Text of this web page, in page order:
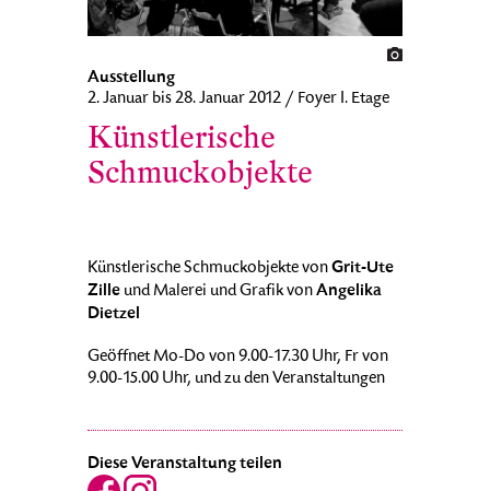
Ausstellung
2. Januar bis 28. Januar 2012 / Foyer I. Etage
Künstlerische
Schmuckobjekte
Künstlerische Schmuckobjekte vonGrit-Ute
Zille und Malerei und Grafik vonAngelika
Dietzel
Geöffnet Mo-Do von 9.00-17.30 Uhr, Fr von
9.00-15.00 Uhr, und zu den Veranstaltungen
Diese Veranstaltung teilen